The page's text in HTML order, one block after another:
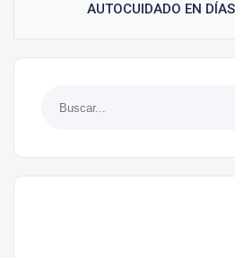
AUTOCUIDADO EN